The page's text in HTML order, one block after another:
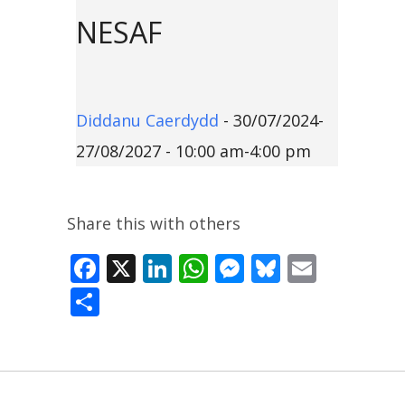
NESAF
Diddanu Caerdydd - 30/07/2024-
27/08/2027 - 10:00 am-4:00 pm
Share this with others
Facebook
X LinkedIn
WhatsApp
Messenger
Bluesky